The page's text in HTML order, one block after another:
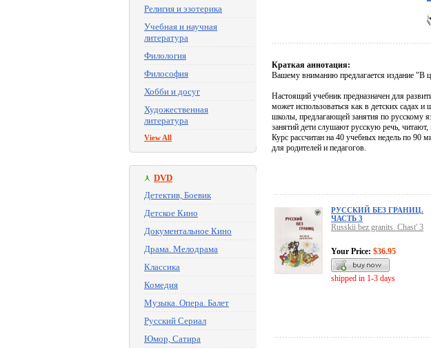
Религия и эзотерика
Учебная и научная
литература
Филология
Философия
Хобби и досуг
Художественная
литература
View All
DVD
Детектив, Боевик
Детское Кино
Документальное Кино
Драма. Мелодрама
Классика
Комедия
Музыка. Опера. Балет
Русский Сериал
Юмор, Сатира
Краткая аннотация:
Вашему вниманию предлагается издание "В
Настоящий учебник предназначен для
может использоваться как в детских садах
школы, предлагающей занятия по русскому
занятий дети слушают русскую речь,
Курс рассчитан на 40 учебных недель по 90
для родителей и педагогов.
РУССКИЙ БЕЗ ГРАНИЦ.
ЧАСТЬ 3
Russkii bez granits. Chast' 3
Your Price: $36.95
shipped in 1-3 days